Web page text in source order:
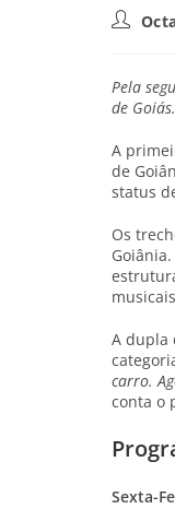
Pela
de
A
de
status
Os
A dupla
carro.
conta o
Sexta-